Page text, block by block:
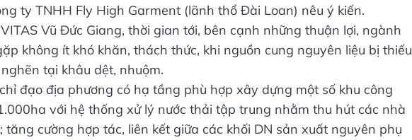
ty TNHH Fly High Garment (lãnh thổ Đài Loan) nêu ý kiến.
Vũ Đức Giang, thời gian tới, bên cạnh những thuận lợi, ngành
không ít khó khăn, thách thức, khi nguồn cung nguyên liệu bị thiếu
tại khâu dệt, nhuộm.
đạo địa phương có hạ tầng phù hợp xây dựng một số khu công
với hệ thống xử lý nước thải tập trung nhằm thu hút các nhà
cường hợp tác, liên kết giữa các khối DN sản xuất nguyên phụ